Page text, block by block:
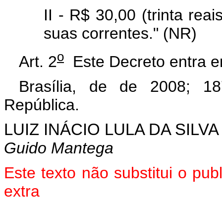
II - R$ 30,00 (trinta
suas correntes." (NR)
Art. 2o Este Decreto entra
Brasília, de de 2008;
República.
LUIZ INÁCIO LULA DA SILVA
Guido Mantega
Este texto não substitui o
extra